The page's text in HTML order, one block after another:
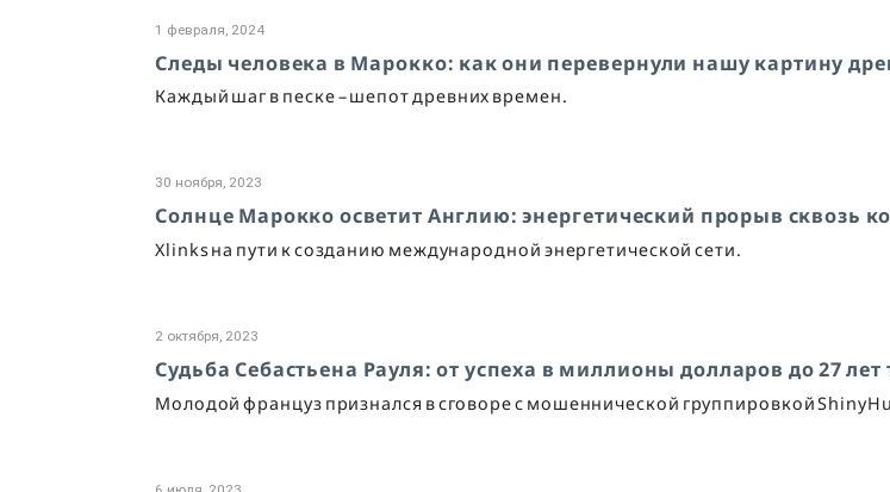
1 февраля, 2024
Следы человека в Марокко: как они перевернули нашу картину
Каждый шаг в песке – шепот древних времен.
30 ноября, 2023
Солнце Марокко осветит Англию: энергетический прорыв сквозь
Xlinks на пути к созданию международной энергетической сети.
2 октября, 2023
Судьба Себастьена Рауля: от успеха в миллионы долларов до 27
Молодой француз признался в сговоре с мошеннической группировкой